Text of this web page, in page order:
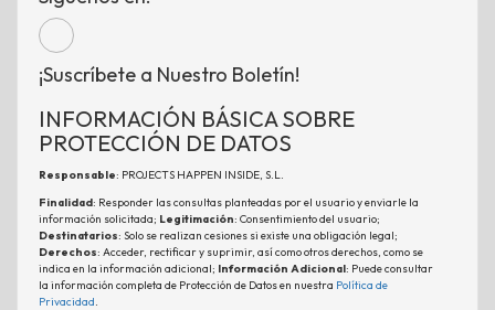
¡Suscríbete a Nuestro Boletín!
INFORMACIÓN BÁSICA SOBRE
PROTECCIÓN DE DATOS
Responsable: PROJECTS HAPPEN INSIDE, S.L.
Finalidad: Responder las consultas planteadas por el usuario y enviarle la
información solicitada; Legitimación: Consentimiento del usuario;
Destinatarios: Solo se realizan cesiones si existe una obligación legal;
Derechos: Acceder, rectificar y suprimir, así como otros derechos, como se
indica en la información adicional; Información Adicional: Puede consultar
la información completa de Protección de Datos en nuestra Política de
Privacidad.